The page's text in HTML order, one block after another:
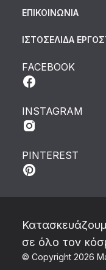
ΕΠΙΚΟΙΝΩΝΙΑ
ΙΣΤΟΣΕΛΙΔΑ
FACEBOOK
INSTAGRAM
PINTEREST
σε όλο τον
© Copyright 2026